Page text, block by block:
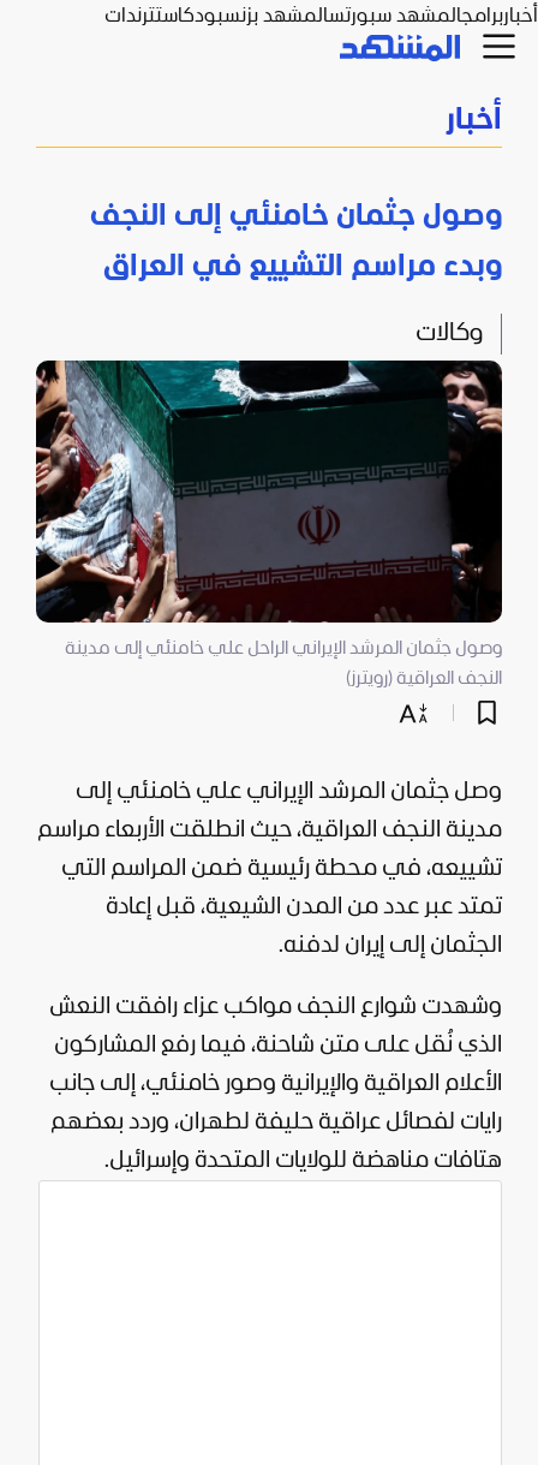
أخباربرامجالمشهد سبورتسالمشهد بزنسبودكاستترندات
أخبار
وصول جثمان خامنئي إلى النجف
وبدء مراسم التشييع في العراق
وكالات
وصول جثمان المرشد الإيراني الراحل علي خامنئي إلى مدينة
النجف العراقية (رويترز)
وصل جثمان المرشد الإيراني علي خامنئي إلى
مدينة النجف العراقية، حيث انطلقت الأربعاء مراسم
تشييعه، في محطة رئيسية ضمن المراسم التي
تمتد عبر عدد من المدن الشيعية، قبل إعادة
الجثمان إلى إيران لدفنه.
وشهدت شوارع النجف مواكب عزاء رافقت النعش
الذي نُقل على متن شاحنة، فيما رفع المشاركون
الأعلام العراقية والإيرانية وصور خامنئي، إلى جانب
رايات لفصائل عراقية حليفة لطهران، وردد بعضهم
هتافات مناهضة للولايات المتحدة وإسرائيل.